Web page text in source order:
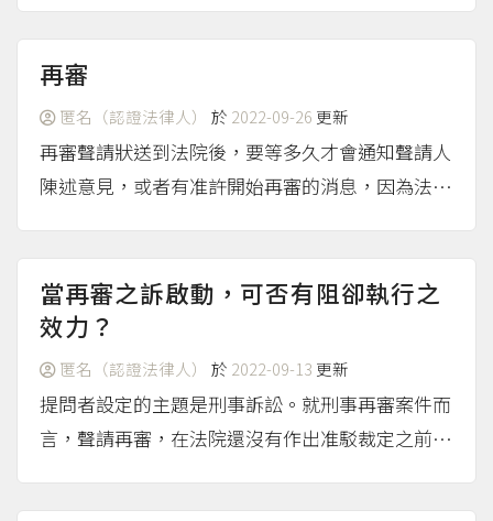
為標準進行討論： 通知書的性質是什麼？ 按刑事
訴訟法規定，司法警察（官）有權在需要調查犯罪
嫌疑人的時候... （more...）
再審
匿名（認證法律人） 於 2022-09-26 更新
再審聲請狀送到法院後，要等多久才會通知聲請人
陳述意見，或者有准許開始再審的消息，因為法院
到個別案件繁簡不同情節，無法預估其流程時間。
假如去狀詢問，或許只有「尚在審核中」之類的答
覆。（more...）
當再審之訴啟動，可否有阻卻執行之
效力？
匿名（認證法律人） 於 2022-09-13 更新
提問者設定的主題是刑事訴訟。就刑事再審案件而
言，聲請再審，在法院還沒有作出准駁裁定之前，
官，在法院尚未裁定前，可以主動決定停止執行